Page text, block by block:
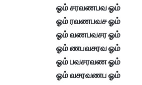
ஓம் சரவணபவ ஓம்
ஓம் ரவணபவசஓம்
ஓம் வணபவசரஓம்
ஓம் ணபவசரவஓம்
ஓம் பவசரவணஓம்
ஓம் வசரவணபஓம்